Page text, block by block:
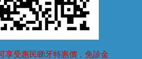
享受惠民睇牙特惠價，免診金